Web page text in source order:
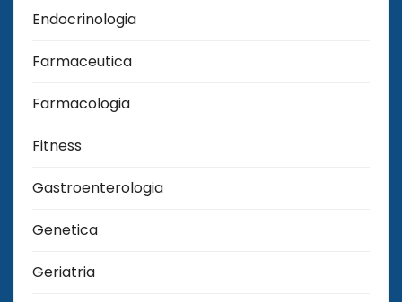
Endocrinologia
Farmaceutica
Farmacologia
Fitness
Gastroenterologia
Genetica
Geriatria